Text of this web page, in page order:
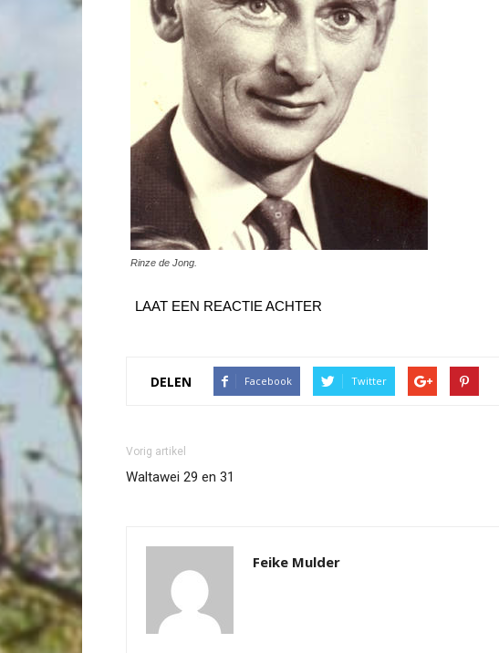
Rinze de Jong.
LAAT EEN REACTIE ACHTER
DELEN Facebook Twitter
Vorig artikel
Waltawei 29 en 31
Feike Mulder